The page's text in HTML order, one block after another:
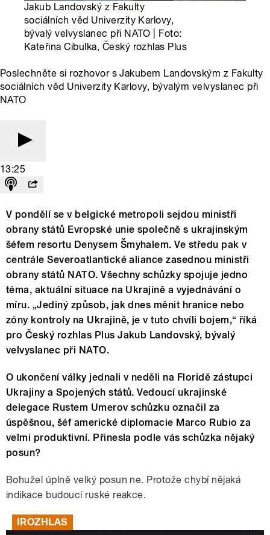
Jakub Landovský z Fakulty
sociálních věd Univerzity Karlovy,
bývalý velvyslanec při NATO | Foto:
Kateřina Cibulka, Český rozhlas Plus
Poslechněte si rozhovor s Jakubem Landovským z Fakulty
sociálních věd Univerzity Karlovy, bývalým velvyslanec při
NATO
13:25
V pondělí se v belgické metropoli sejdou ministři
obrany států Evropské unie společně s ukrajinským
šéfem resortu Denysem Šmyhalem. Ve středu pak v
centrále Severoatlantické aliance zasednou ministři
obrany států NATO. Všechny schůzky spojuje jedno
téma, aktuální situace na Ukrajině a vyjednávání o
míru. „Jediný způsob, jak dnes měnit hranice nebo
zóny kontroly na Ukrajině, je v tuto chvíli bojem,“ říká
pro Český rozhlas Plus Jakub Landovský, bývalý
velvyslanec při NATO.
O ukončení války jednali v neděli na Floridě zástupci
Ukrajiny a Spojených států. Vedoucí ukrajinské
delegace Rustem Umerov schůzku označil za
úspěšnou, šéf americké diplomacie Marco Rubio za
velmi produktivní. Přinesla podle vás schůzka nějaký
posun?
Bohužel úplně velký posun ne. Protože chybí nějaká
indikace budoucí ruské reakce.
IROZHLAS